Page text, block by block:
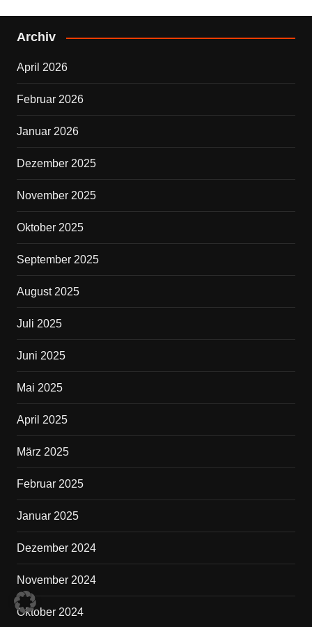
c
e
o
o
k
tt
er
Archiv
April 2026
Februar 2026
Januar 2026
Dezember 2025
November 2025
Oktober 2025
September 2025
August 2025
Juli 2025
Juni 2025
Mai 2025
April 2025
März 2025
Februar 2025
Januar 2025
Dezember 2024
November 2024
Oktober 2024